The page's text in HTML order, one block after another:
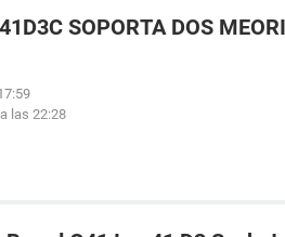
SOPORTA DOS
las 22:28